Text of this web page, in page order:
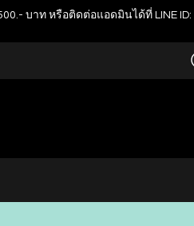
บาท หรือติดต่อแอดมินได้ที่ LINE ID: